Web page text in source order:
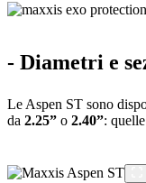
- Diametri e
Le Aspen ST sono
da 2.25” o 2.40”: